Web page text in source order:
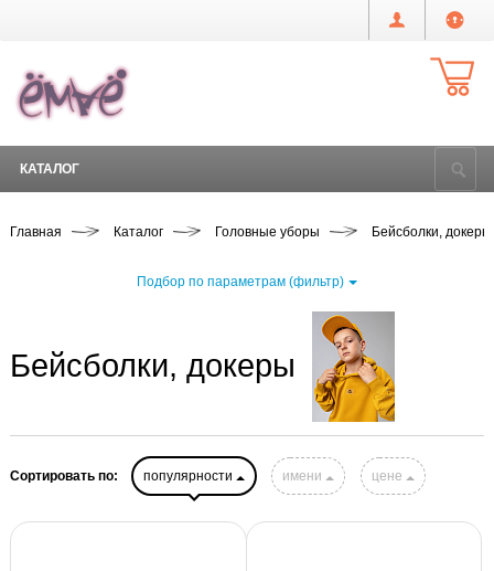
КАТАЛОГ
Главная Каталог Головные уборы Бейсболки, докеры
Подбор по параметрам (фильтр)
Бейсболки, докеры
Сортировать по: популярности имени цене